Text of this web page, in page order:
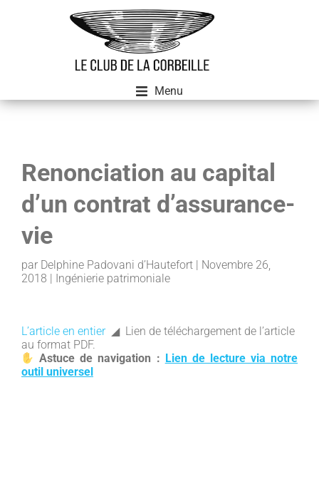
Menu
Renonciation au capital
d’un contrat d’assurance-
vie
par Delphine Padovani d’Hautefort
Novembre 26,
2018 | Ingénierie patrimoniale
L’article en entier◢ Lien de téléchargement de l’article
au format PDF.
Astuce de navigation : Lien de lecture via notre
outil universel